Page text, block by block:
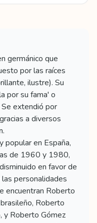
germánico que
por las raíces
ilustre). Su
por su fama' o
extendió por
a diversos
popular en España,
de 1960 y 1980,
en favor de
personalidades
encuentran Roberto
Roberto
y Roberto Gómez